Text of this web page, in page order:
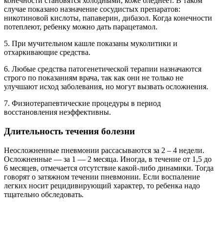
случае показано назначение сосудистых препаратов:
никотиновой кислоты, папаверин, дибазол. Когда конечности
потеплеют, ребенку можно дать парацетамол.
5. При мучительном кашле показаны муколитики и
отхаркивающие средства.
6. Любые средства патогенетической терапии назначаются
строго по показаниям врача, так как они не только не
улучшают исход заболевания, но могут вызвать осложнения.
7. Физиотерапевтические процедуры в период
восстановления неэффективны.
Длительность течения болезни
Неосложненные пневмонии рассасываются за 2 – 4 недели.
Осложненные — за 1 — 2 месяца. Иногда, в течение от 1,5 до
6 месяцев, отмечается отсутствие какой-либо динамики. Тогда
говорят о затяжном течении пневмонии. Если воспаление
легких носит рецидивирующий характер, то ребенка надо
тщательно обследовать.